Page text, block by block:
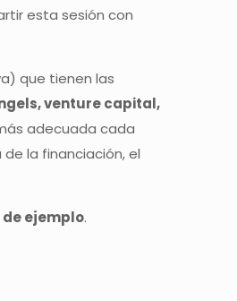
esta sesión con
que tienen las
venture capital,
adecuada cada
la financiación, el
de ejemplo.